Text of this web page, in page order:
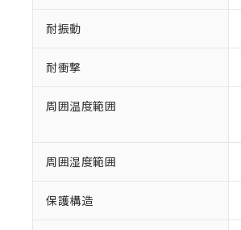
耐振動
耐衝撃
周囲温度範囲
周囲湿度範囲
保護構造